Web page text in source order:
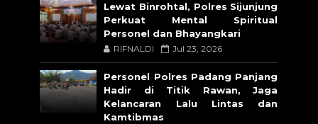
Lewat Binrohtal, Polres Sijunjung
Perkuat Mental Spiritual
Personel dan Bhayangkari
RIFNALDI Jul 23, 2026
Personel Polres Padang Panjang
Hadir di Titik Rawan, Jaga
Kelancaran Lalu Lintas dan
Kamtibmas